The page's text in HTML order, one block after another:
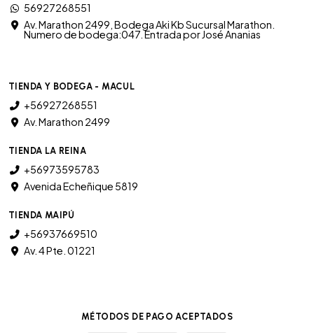
56927268551
Av. Marathon 2499, Bodega Aki Kb Sucursal Marathon.
Numero de bodega:047. Entrada por José Ananias
TIENDA Y BODEGA - MACUL
+56927268551
Av. Marathon 2499
TIENDA LA REINA
+56973595783
Avenida Echeñique 5819
TIENDA MAIPÚ
+56937669510
Av. 4 Pte. 01221
MÉTODOS DE PAGO ACEPTADOS